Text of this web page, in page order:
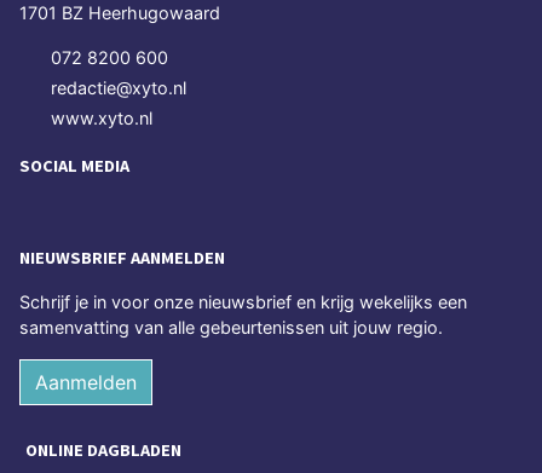
1701 BZ Heerhugowaard
072 8200 600
redactie@xyto.nl
www.xyto.nl
SOCIAL MEDIA
NIEUWSBRIEF AANMELDEN
Schrijf je in voor onze nieuwsbrief en krijg wekelijks een
samenvatting van alle gebeurtenissen uit jouw regio.
Aanmelden
ONLINE DAGBLADEN